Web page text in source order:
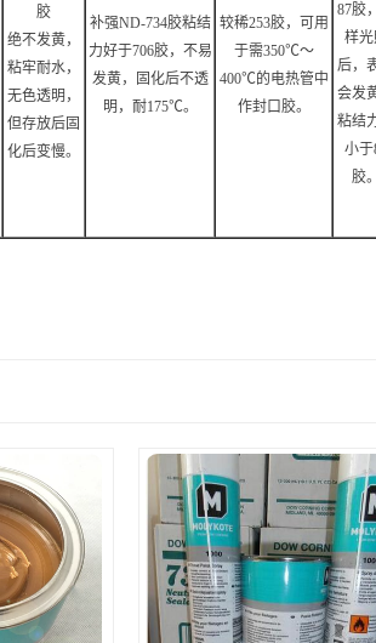
胶
绝不发黄，
粘牢耐水，
无色透明，
但存放后固
化后变慢。
补强ND-734胶粘结
力好于706胶，不易
发黄，固化后不透
明，耐175℃。
较稀253胶，可用
于需350℃～
400℃的电热管中
作封口胶。
87胶
样光
后，
会发
粘结
小于
胶。